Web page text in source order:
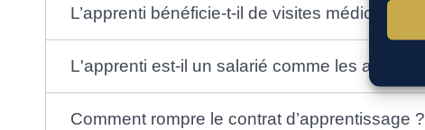
L’apprenti bénéficie-t-il de visites médicales ?
L'apprenti est-il un salarié comme les autres ?
Comment rompre le contrat d’apprentissage ?